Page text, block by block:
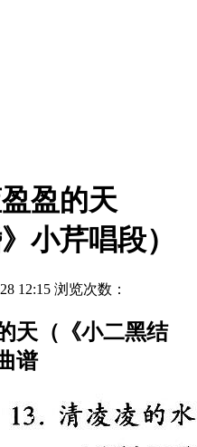
盈的天
小芹唱段）
12:15 浏览次数：
天（《小二黑结
谱